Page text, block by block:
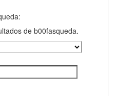
de b00fasqueda.